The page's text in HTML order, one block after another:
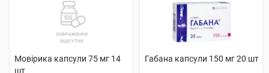
Мовірика капсули 75 мг 14
шт
Габана капсули 150 мг 20 шт